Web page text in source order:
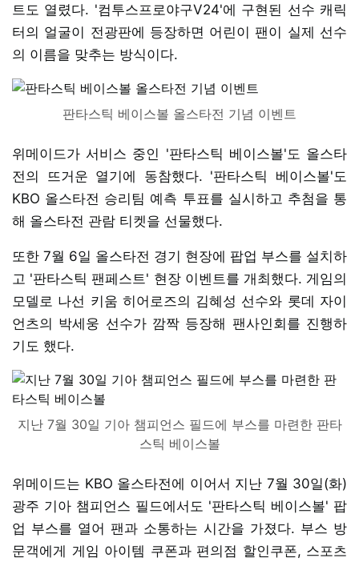
트도 열렸다. '컴투스프로야구V24'에 구현된 선수 캐릭
터의 얼굴이 전광판에 등장하면 어린이 팬이 실제 선수
의 이름을 맞추는 방식이다.
판타스틱 베이스볼 올스타전 기념 이벤트
위메이드가 서비스 중인 '판타스틱 베이스볼'도 올스타
전의 뜨거운 열기에 동참했다. '판타스틱 베이스볼'도
KBO 올스타전 승리팀 예측 투표를 실시하고 추첨을 통
해 올스타전 관람 티켓을 선물했다.
또한 7월 6일 올스타전 경기 현장에 팝업 부스를 설치하
고 '판타스틱 팬페스트' 현장 이벤트를 개최했다. 게임의
모델로 나선 키움 히어로즈의 김혜성 선수와 롯데 자이
언츠의 박세웅 선수가 깜짝 등장해 팬사인회를 진행하
기도 했다.
지난 7월 30일 기아 챔피언스 필드에 부스를 마련한 판타
스틱 베이스볼
위메이드는 KBO 올스타전에 이어서 지난 7월 30일(화)
광주 기아 챔피언스 필드에서도 '판타스틱 베이스볼' 팝
업 부스를 열어 팬과 소통하는 시간을 가졌다. 부스 방
문객에게 게임 아이템 쿠폰과 편의점 할인쿠폰, 스포츠